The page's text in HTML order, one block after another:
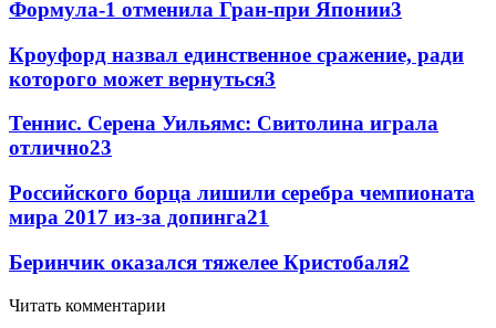
Формула-1 отменила Гран-при Японии3
Кроуфорд назвал единственное сражение, ради
которого может вернуться3
Теннис. Серена Уильямс: Свитолина играла
отлично23
Российского борца лишили серебра чемпионата
мира 2017 из-за допинга21
Беринчик оказался тяжелее Кристобаля2
Читать комментарии